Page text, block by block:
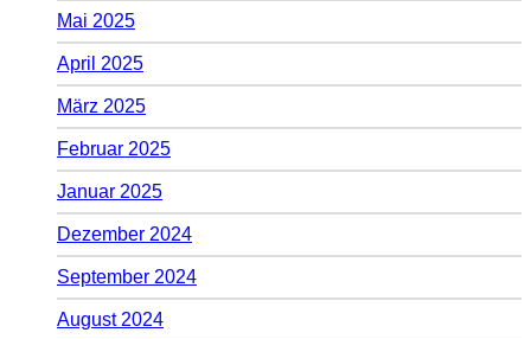
Mai 2025
April 2025
März 2025
Februar 2025
Januar 2025
Dezember 2024
September 2024
August 2024